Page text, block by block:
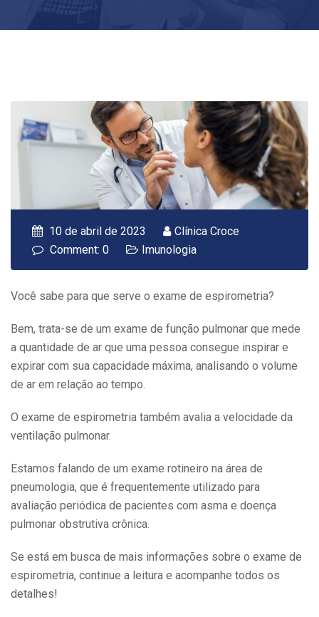
10 de abril de 2023
Clínica Croce
Comment: 0
Imunologia
Você sabe para que serve o exame de espirometria?
Bem, trata-se de um exame de função pulmonar que mede
a quantidade de ar que uma pessoa consegue inspirar e
expirar com sua capacidade máxima, analisando o volume
de ar em relação ao tempo.
O exame de espirometria também avalia a velocidade da
ventilação pulmonar.
Estamos falando de um exame rotineiro na área de
pneumologia, que é frequentemente utilizado para
avaliação periódica de pacientes com asma e doença
pulmonar obstrutiva crônica.
Se está em busca de mais informações sobre o exame de
espirometria, continue a leitura e acompanhe todos os
detalhes!